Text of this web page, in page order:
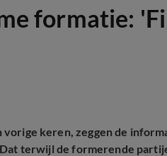
formatie:
keren, zeggen de
terwijl de formerende